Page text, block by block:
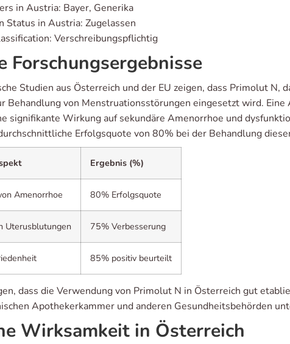
in Austria: Bayer, Generika
Status in Austria: Zugelassen
Verschreibungspflichtig
Forschungsergebnisse
Studien aus Österreich und der EU zeigen, dass Primolut N,
Behandlung von Menstruationsstörungen eingesetzt wird.
signifikante Wirkung auf sekundäre Amenorrhoe und
Erfolgsquote von 80% bei der Behandlung
Ergebnis (%)
Amenorrhoe 80% Erfolgsquote
Uterusblutungen 75% Verbesserung
85% positiv beurteilt
dass die Verwendung von Primolut N in Österreich gut
Apothekerkammer und anderen Gesundheitsbehörden
Wirksamkeit in Österreich